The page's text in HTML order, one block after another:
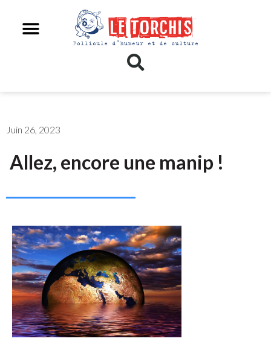
Juin 26, 2023
Allez, encore une manip !